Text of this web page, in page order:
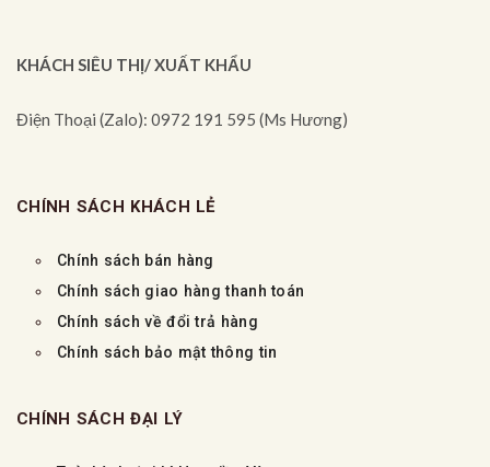
KHÁCH SIÊU THỊ/ XUẤT KHẨU
Điện Thoại (Zalo): 0972 191 595 (Ms Hương)
CHÍNH SÁCH KHÁCH LẺ
Chính sách bán hàng
Chính sách giao hàng thanh toán
Chính sách về đổi trả hàng
Chính sách bảo mật thông tin
CHÍNH SÁCH ĐẠI LÝ